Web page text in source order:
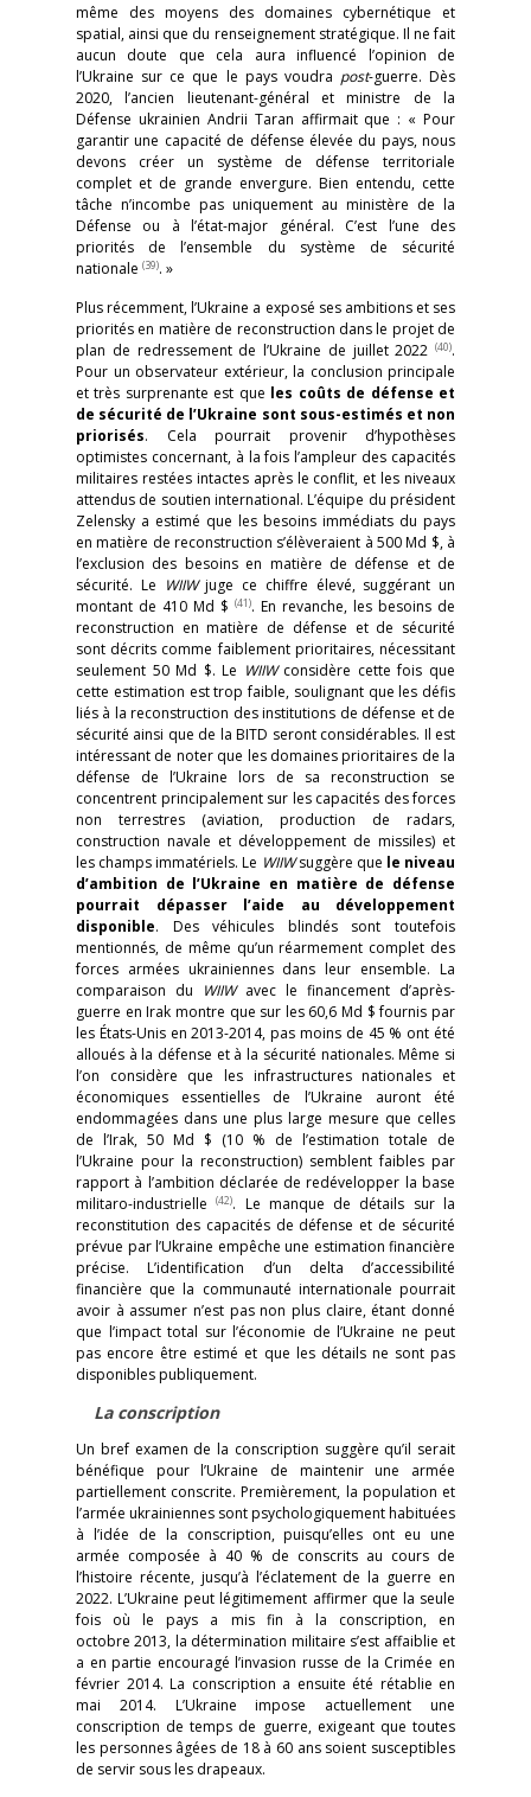
même des moyens des domaines cybernétique et
spatial, ainsi que du renseignement stratégique. Il ne fait
aucun doute que cela aura influencé l’opinion de
l’Ukraine sur ce que le pays voudra post-guerre. Dès
2020, l’ancien lieutenant-général et ministre de la
Défense ukrainien Andrii Taran affirmait que : « Pour
garantir une capacité de défense élevée du pays, nous
devons créer un système de défense territoriale
complet et de grande envergure. Bien entendu, cette
tâche n’incombe pas uniquement au ministère de la
Défense ou à l’état-major général. C’est l’une des
priorités de l’ensemble du système de sécurité
nationale (39). »
Plus récemment, l’Ukraine a exposé ses ambitions et ses
priorités en matière de reconstruction dans le projet de
plan de redressement de l’Ukraine de juillet 2022 (40).
Pour un observateur extérieur, la conclusion principale
et très surprenante est que les coûts de défense et
de sécurité de l’Ukraine sont sous-estimés et non
priorisés. Cela pourrait provenir d’hypothèses
optimistes concernant, à la fois l’ampleur des capacités
militaires restées intactes après le conflit, et les niveaux
attendus de soutien international. L’équipe du président
Zelensky a estimé que les besoins immédiats du pays
en matière de reconstruction s’élèveraient à 500 Md $, à
l’exclusion des besoins en matière de défense et de
sécurité. Le WIIWjuge ce chiffre élevé, suggérant un
montant de 410 Md $ (41). En revanche, les besoins de
reconstruction en matière de défense et de sécurité
sont décrits comme faiblement prioritaires, nécessitant
seulement 50 Md $. Le WIIWconsidère cette fois que
cette estimation est trop faible, soulignant que les défis
liés à la reconstruction des institutions de défense et de
sécurité ainsi que de la BITD seront considérables. Il est
intéressant de noter que les domaines prioritaires de la
défense de l’Ukraine lors de sa reconstruction se
concentrent principalement sur les capacités des forces
non terrestres (aviation, production de radars,
construction navale et développement de missiles) et
les champs immatériels. Le WIIWsuggère que le niveau
d’ambition de l’Ukraine en matière de défense
pourrait dépasser l’aide au développement
disponible. Des véhicules blindés sont toutefois
mentionnés, de même qu’un réarmement complet des
forces armées ukrainiennes dans leur ensemble. La
comparaison du
WIIWavec le financement d’après-
guerre en Irak montre que sur les 60,6 Md $ fournis par
les États-Unis en 2013-2014, pas moins de 45 % ont été
alloués à la défense et à la sécurité nationales. Même si
l’on considère que les infrastructures nationales et
économiques essentielles de l’Ukraine auront été
endommagées dans une plus large mesure que celles
de l’Irak, 50 Md $ (10 % de l’estimation totale de
l’Ukraine pour la reconstruction) semblent faibles par
rapport à l’ambition déclarée de redévelopper la base
militaro-industrielle(42). Le manque de détails sur la
reconstitution des capacités de défense et de sécurité
prévue par l’Ukraine empêche une estimation financière
précise. L’identification d’un delta d’accessibilité
financière que la communauté internationale pourrait
avoir à assumer n’est pas non plus claire, étant donné
que l’impact total sur l’économie de l’Ukraine ne peut
pas encore être estimé et que les détails ne sont pas
disponibles publiquement.
La conscription
Un bref examen de la conscription suggère qu’il serait
bénéfique pour l’Ukraine de maintenir une armée
partiellement conscrite. Premièrement, la population et
l’armée ukrainiennes sont psychologiquement habituées
à l’idée de la conscription, puisqu’elles ont eu une
armée composée à 40 % de conscrits au cours de
l’histoire récente, jusqu’à l’éclatement de la guerre en
2022. L’Ukraine peut légitimement affirmer que la seule
fois où le pays a mis fin à la conscription, en
octobre 2013, la détermination militaire s’est affaiblie et
a en partie encouragé l’invasion russe de la Crimée en
février 2014. La conscription a ensuite été rétablie en
mai 2014. L’Ukraine impose actuellement une
conscription de temps de guerre, exigeant que toutes
les personnes âgées de 18 à 60 ans soient susceptibles
de servir sous les drapeaux.